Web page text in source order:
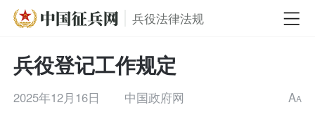
兵役法律法规
兵役登记工作规定
2025年12月16日 中国政府网 AA